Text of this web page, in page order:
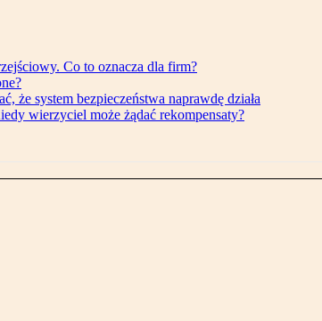
Co to oznacza dla firm?
że system bezpieczeństwa naprawdę działa
wierzyciel może żądać rekompensaty?